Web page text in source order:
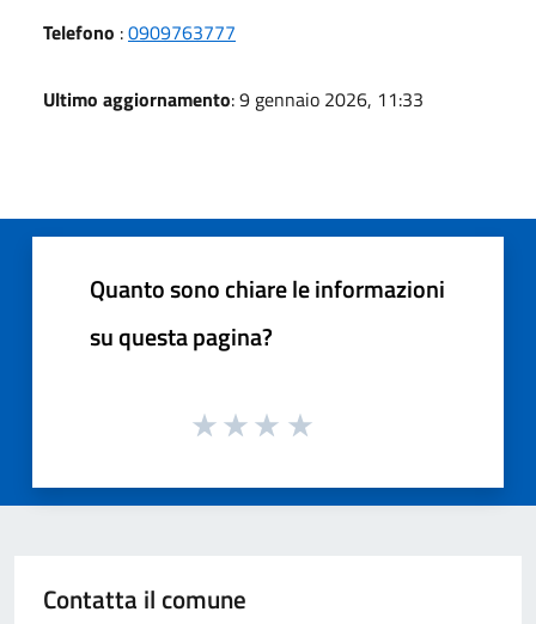
Telefono :0909763777
Ultimo aggiornamento: 9 gennaio 2026, 11:33
Quanto sono chiare le informazioni
su questa pagina?
Contatta il comune